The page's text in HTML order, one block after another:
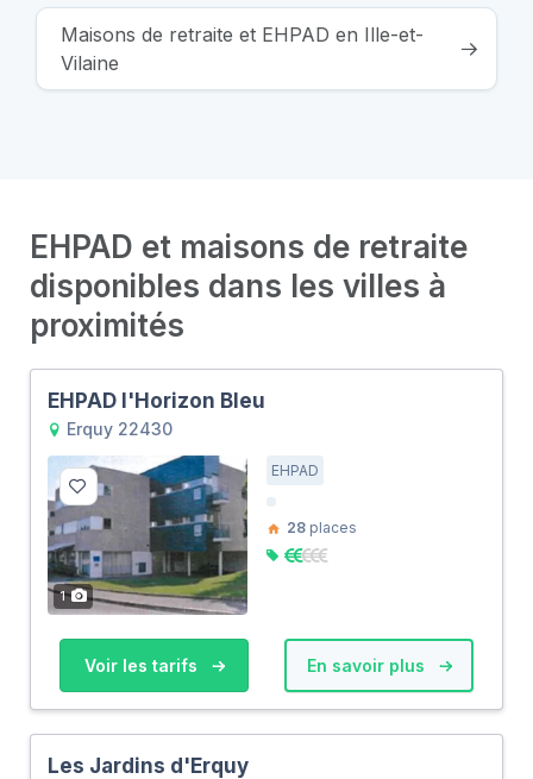
Maisons de retraite et EHPAD en Ille-et-
Vilaine
EHPAD et maisons de retraite
disponibles dans les villes à
proximités
EHPAD l'Horizon Bleu
Erquy 22430
1
EHPAD
28 places
Voir les tarifs En savoir plus
Les Jardins d'Erquy